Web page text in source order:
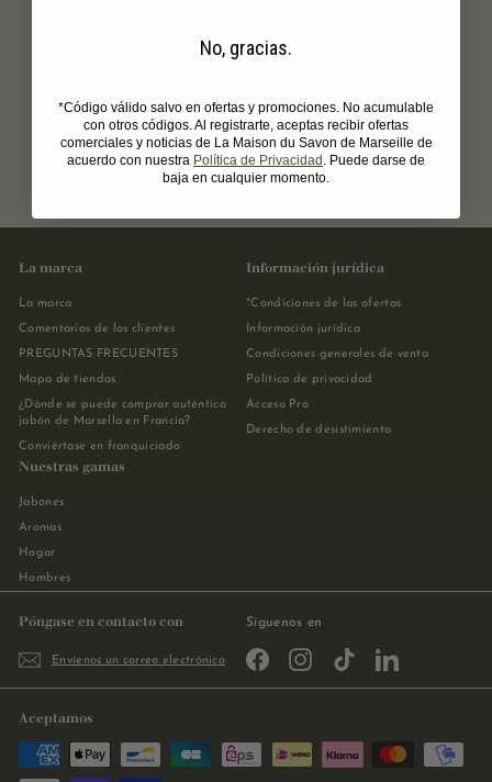
Envío
gratuito a
partir de 39
Envío en un
plazo de 48
horas
laborables
Pago seguro
La marca
La marca
Comentarios de los clientes
PREGUNTAS FRECUENTES
Mapa de tiendas
¿Dónde se puede comprar auténtico
jabón de Marsella en Francia?
Conviértase en franquiciado
Información jurídica
*Condiciones de las ofertas
Información jurídica
Condiciones generales de venta
Política de privacidad
Acceso Pro
Derecho de desistimiento
Nuestras gamas
Jabones
Aromas
Hogar
Hombres
Póngase en contacto con
Envíenos un correo electrónico
Síguenos en
FacebookInstagramTikTok LinkedIn
Aceptamos
No, gracias.
*Código válido salvo en ofertas y promociones. No acumulable
con otros códigos. Al registrarte, aceptas recibir ofertas
comerciales y noticias de La Maison du Savon de Marseille de
acuerdo con nuestra Política de Privacidad . Puede darse de
baja en cualquier momento.